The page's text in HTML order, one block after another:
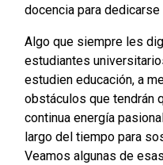
docencia para dedicarse
Algo que siempre les
estudiantes
estudien educación, a
obstáculos que tendrán
continua energía
largo del tiempo para
Veamos algunas de